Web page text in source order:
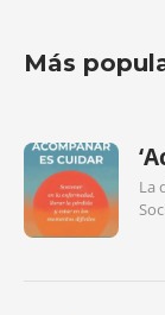
Más
La